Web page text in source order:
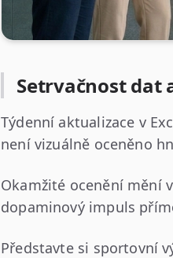
Setrvačnost dat
Týdenní aktualizace v
není vizuálně oceněno
Okamžité ocenění mění
dopaminový impuls
Představte si sportovní